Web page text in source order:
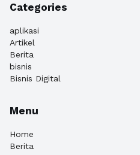
Categories
aplikasi
Artikel
Berita
bisnis
Bisnis Digital
Menu
Home
Berita